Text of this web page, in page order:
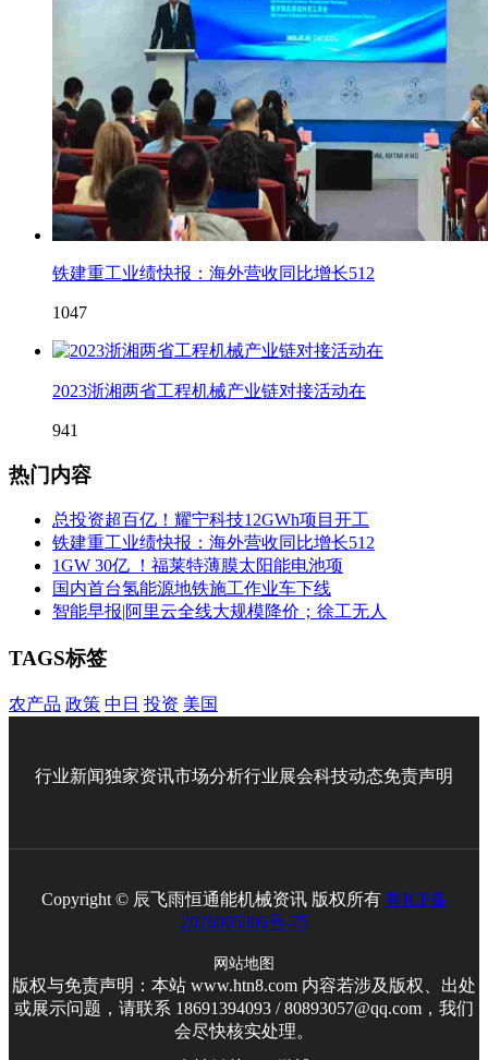
铁建重工业绩快报：海外营收同比增长512
1047
2023浙湘两省工程机械产业链对接活动在
941
热门内容
总投资超百亿！耀宁科技12GWh项目开工
铁建重工业绩快报：海外营收同比增长512
1GW 30亿 ！福莱特薄膜太阳能电池项
国内首台氢能源地铁施工作业车下线
智能早报|阿里云全线大规模降价；徐工无人
TAGS标签
农产品 政策 中日 投资 美国
行业新闻独家资讯市场分析行业展会科技动态免责声明
Copyright © 辰飞雨恒通能机械资讯 版权所有 鲁ICP备
2026005306号-75
网站地图
版权与免责声明：本站 www.htn8.com 内容若涉及版权、出处
或展示问题，请联系 18691394093 / 80893057@qq.com，我们
会尽快核实处理。